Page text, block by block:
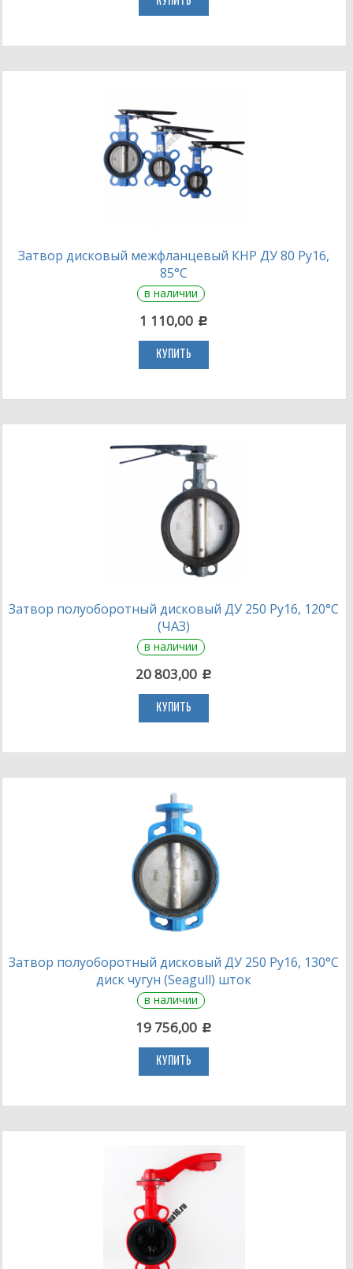
Затвор дисковый межфланцевый КНР ДУ 80 Ру16,
85°С
в наличии
1 110,00 c
КУПИТЬ
Затвор полуоборотный дисковый ДУ 250 Ру16, 120°С
(ЧАЗ)
в наличии
20 803,00 c
КУПИТЬ
Затвор полуоборотный дисковый ДУ 250 Ру16, 130°С
диск чугун (Seagull) шток
в наличии
19 756,00 c
КУПИТЬ